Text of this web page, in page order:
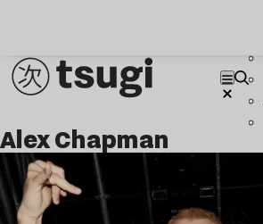
Alex Chapman